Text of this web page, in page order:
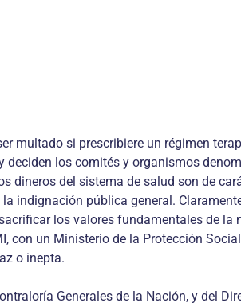
multado si prescribiere un régimen
los comités y organismos
dineros del sistema de salud son de
indignación pública general.
los valores fundamentales de la
con un Ministerio de la Protección
o inepta.
Generales de la Nación, y del